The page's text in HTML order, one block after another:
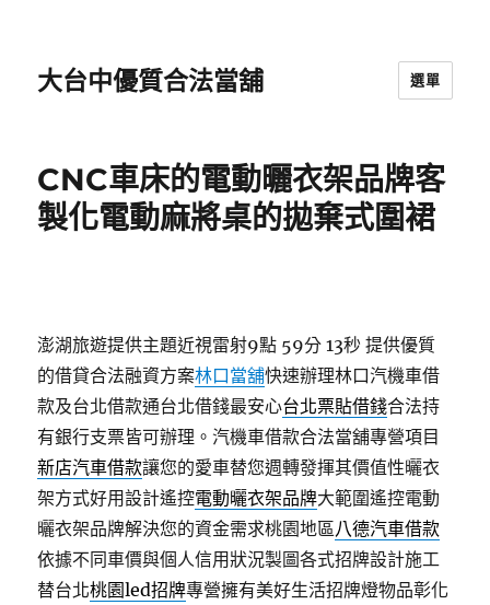
大台中優質合法當舖 選單
CNC車床的電動曬衣架品牌客
製化電動麻將桌的拋棄式圍裙
澎湖旅遊提供主題近視雷射9點 59分 13秒 提供優質
的借貸合法融資方案林口當舖快速辦理林口汽機車借
款及台北借款通台北借錢最安心台北票貼借錢合法持
有銀行支票皆可辦理。汽機車借款合法當舖專營項目
新店汽車借款讓您的愛車替您週轉發揮其價值性曬衣
架方式好用設計遙控電動曬衣架品牌大範圍遙控電動
曬衣架品牌解決您的資金需求桃園地區八德汽車借款
依據不同車價與個人信用狀況製圖各式招牌設計施工
替台北桃園led招牌專營擁有美好生活招牌燈物品彰化